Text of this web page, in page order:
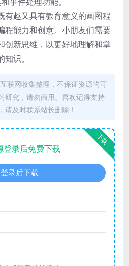
有趣又具有教育意义的画图程
程能力和创意。小朋友们需要
创新思维，以更好地理解和掌
识。
联网收集整理，不保证资源的可
研究，请勿商用。喜欢记得支持
请及时联系站长删除！
下载
登录后免费下载
登录后下载